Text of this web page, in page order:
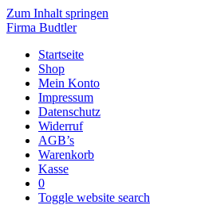
Zum Inhalt springen
Firma Budtler
Startseite
Shop
Mein Konto
Impressum
Datenschutz
Widerruf
AGB’s
Warenkorb
Kasse
0
Toggle website search